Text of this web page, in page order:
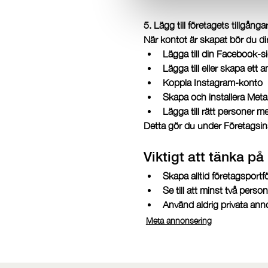
5. Lägg till företagets tillgångar
När kontot är skapat bör du
Lägga till din Facebook-
Lägga till eller skapa ett
Koppla Instagram-konto
Skapa och installera
Lägga till rätt personer
Detta gör du under
Viktigt att tänka på
Skapa alltid
Se till att minst två
Använd aldrig privata
Meta annonsering